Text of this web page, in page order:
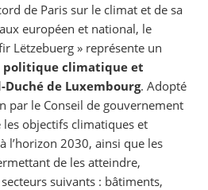
de Paris sur le climat et de sa
européen et national, le
Lëtzebuerg » représente un
politique climatique et
de Luxembourg. Adopté
par le Conseil de gouvernement
objectifs climatiques et
l’horizon 2030, ainsi que les
de les atteindre,
suivants : bâtiments,